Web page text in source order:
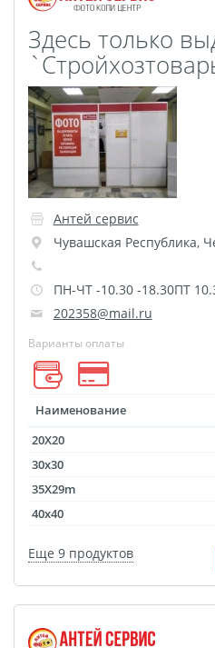
Костеры
Зеркала
Фотокамни
Фотооткрытка
Грамоты и дипломы
Прикольные принты
Фотокристаллы
УФ печать на чехлах
Открытки и
приглашения
Рамки и шары водяные
Фотокарточки
Домовые таблички
Наклейки и стикеры
Альбом брелок
Фоторамки
Фотообложка для
свидетельства
блокноты
Портфолио
Здесь только
Антей сервис
Чувашская Республика,
ПН-ЧТ -10.30 -18.30ПТ
202358@mail.ru
Варианты оплаты
Наименование
20X20
30x30
35X29m
40x40
Еще 9 продуктов